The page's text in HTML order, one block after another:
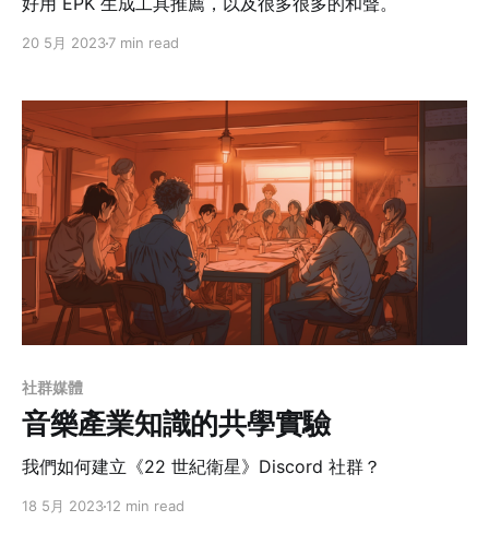
20 5月 20237 min read
社群媒體
音樂產業知識的共學實驗
我們如何建立《22 世紀衛星》Discord 社群？
18 5月 202312 min read